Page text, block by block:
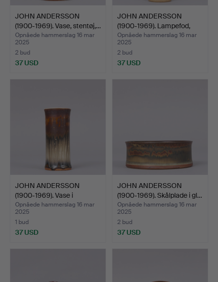
JOHN ANDERSSON
(1900-1969). Vase, stentøj,…
Opnåede hammerslag 16 mar
2025
2 bud
37 USD
JOHN ANDERSSON
(1900-1969). Lampefod,
beig…
Opnåede hammerslag 16 mar
2025
2 bud
37 USD
JOHN ANDERSSON
(1900-1969). Vase i
glasere…
Opnåede hammerslag 16 mar
2025
1 bud
37 USD
JOHN ANDERSSON
(1900-1969). Skålplade i gl…
Opnåede hammerslag 16 mar
2025
2 bud
37 USD